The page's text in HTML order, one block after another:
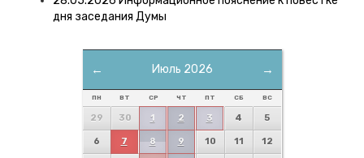
дня заседания Думы
← →
Июль 2026
ПН ВТ СР ЧТ ПТ СБ ВС
29 30 1 2 3 4 5
6 7 8 9 10 11 12